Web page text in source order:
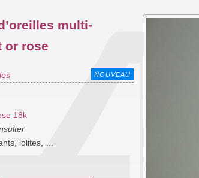
multi-
or rose
NOUVEAU
18k
iolites, …